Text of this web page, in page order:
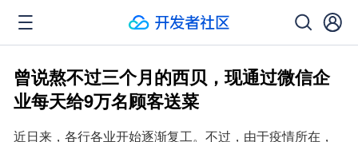
曾说熬不过三个月的西贝，现通过微信企
业每天给9万名顾客送菜
近日来，各行各业开始逐渐复工。不过，由于疫情所在，